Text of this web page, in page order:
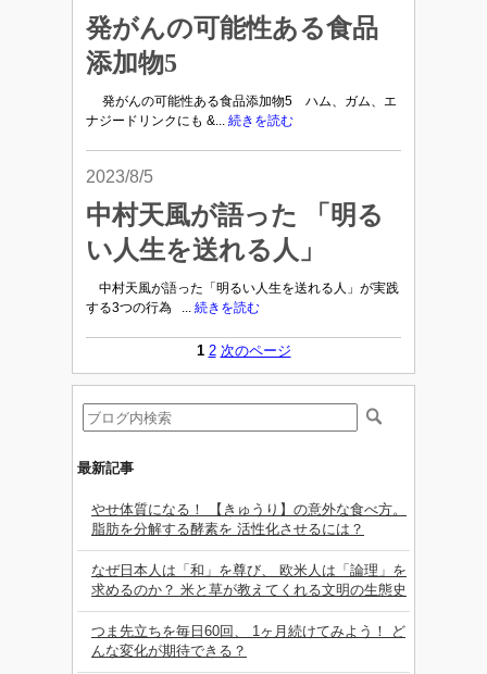
発がんの可能性ある食品
添加物5
発がんの可能性ある食品添加物5 ハム、ガム、エ
ナジードリンクにも &... 続きを読む
2023/8/5
中村天風が語った 「明る
い人生を送れる人」
中村天風が語った「明るい人生を送れる人」が実践
する3つの行為 ... 続きを読む
1 2 次のページ
最新記事
やせ体質になる！ 【きゅうり】の意外な食べ方。
脂肪を分解する酵素を 活性化させるには？
なぜ日本人は「和」を尊び、 欧米人は「論理」を
求めるのか？ 米と草が教えてくれる文明の生態史
つま先立ちを毎日60回、 1ヶ月続けてみよう！ ど
んな変化が期待できる？